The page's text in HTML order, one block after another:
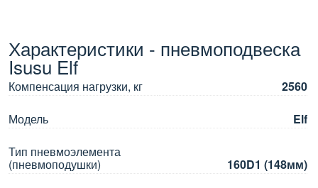
Характеристики - пневмоподвеска
Isusu Elf
Компенсация нагрузки, кг
2560
Модель
Elf
Тип пневмоэлемента
(пневмоподушки)
160D1 (148мм)